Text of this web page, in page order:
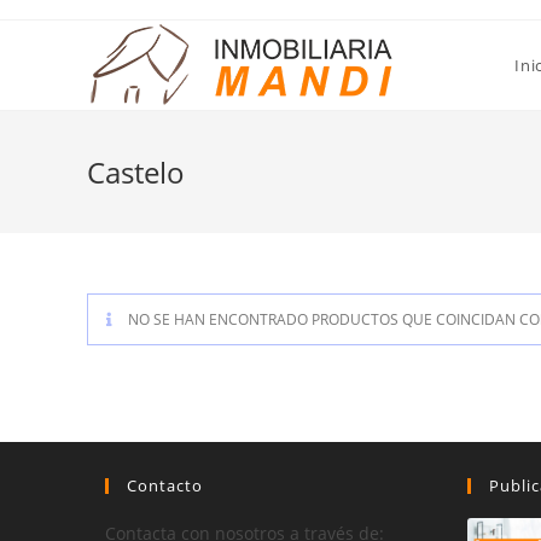
Castelo
NO SE HAN ENCONTRADO PRODUCTOS QUE COINCIDAN
Contacto
Contacta con nosotros a través de: